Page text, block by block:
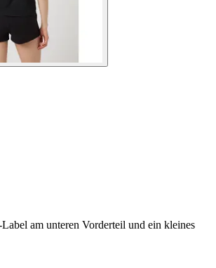
am unteren Vorderteil und ein kleines